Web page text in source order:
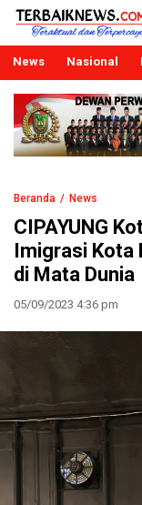
Terbaiknews
Teraktual dan
News Nasional
Beranda News
CIPAYUNG
Imigrasi Kota
di Mata Dunia
05/09/2023 4:36 pm